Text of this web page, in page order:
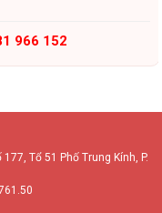
966 152
Tổ 51 Phố Trung Kính, P.